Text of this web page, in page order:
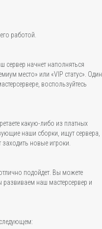
работой.
начнет наполняться
место» или «VIP статус». Один
воспользуйтесь
какую-либо из платных
наши сборки, ищут сервера,
новые игроки.
подойдет. Вы можете
развиваем наш мастерсервер и